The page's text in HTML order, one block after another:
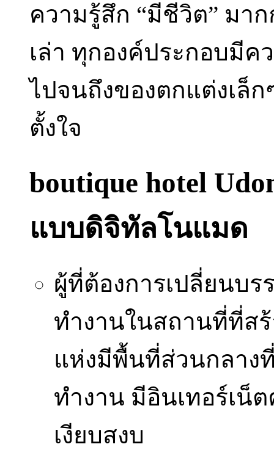
ความรู้สึก “มีชีวิต” มา
เล่า ทุกองค์ประกอบมี
ไปจนถึงของตกแต่งเล็
ตั้งใจ
boutique hotel
แบบดิจิทัลโนแมด
ผู้ที่ต้องการเปลี่ยนบ
ทำงานในสถานที่ที่ส
แห่งมีพื้นที่ส่วนกลาง
ทำงาน มีอินเทอร์เน็
เงียบสงบ